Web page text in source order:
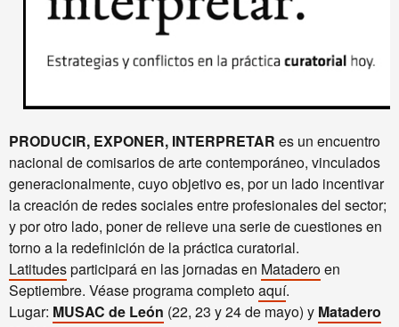
PRODUCIR, EXPONER, INTERPRETAR es un encuentro
nacional de comisarios de arte contemporáneo, vinculados
generacionalmente, cuyo objetivo es, por un lado incentivar
la creación de redes sociales entre profesionales del sector;
y por otro lado, poner de relieve una serie de cuestiones en
torno a la redefinición de la práctica curatorial.
Latitudesparticipará en las jornadas en Mataderoen
Septiembre. Véase programa completoaquí.
Lugar: MUSAC de León (22, 23 y 24 de mayo) y Matadero